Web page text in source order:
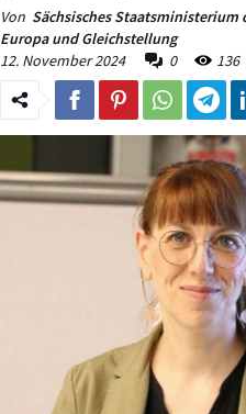
Von Sächsisches
Europa und Gleichstellung
12. November 2024
0 136